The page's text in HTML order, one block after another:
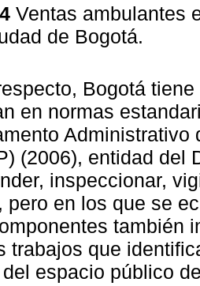
Ventas ambulantes
de Bogotá.
Bogotá
en normas
(2006), entidad del
inspeccionar,
pero en los que se
también
trabajos que
espacio público